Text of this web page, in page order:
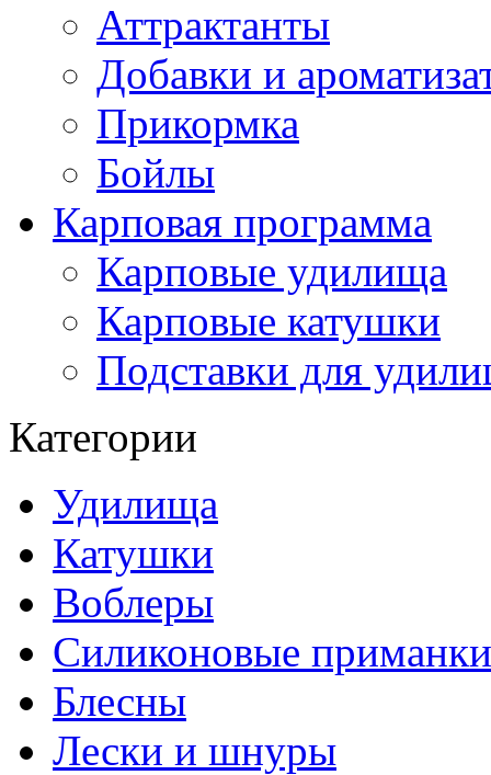
Аттрактанты
Добавки и
Прикормка
Бойлы
Карповая программа
Карповые удилища
Карповые катушки
Подставки для
Категории
Удилища
Катушки
Воблеры
Силиконовые приманки
Блесны
Лески и шнуры